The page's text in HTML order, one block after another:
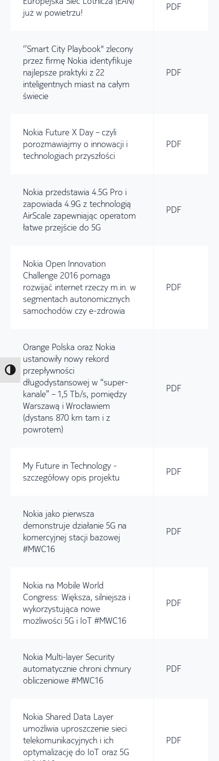
Toggle High Contrast
już w powietrzu!
PDF
‘’Smart City Playbook" zlecony
przez firmę Nokia identyfikuje
najlepsze praktyki z 22
inteligentnych miast na całym
świecie
PDF
Nokia Future X Day – czyli
porozmawiajmy o innowacji i
technologiach przyszłości
PDF
Nokia przedstawia 4.5G Pro i
zapowiada 4.9G z technologią
AirScale zapewniając operatom
łatwe przejście do 5G
PDF
Nokia Open Innovation
Challenge 2016 pomaga
rozwijać internet rzeczy m.in. w
segmentach autonomicznych
samochodów czy e-zdrowia
PDF
Orange Polska oraz Nokia
ustanowiły nowy rekord
przepływności
długodystansowej w “super-
kanale” – 1,5 Tb/s, pomiędzy
Warszawą i Wrocławiem
(dystans 870 km tam i z
powrotem)
PDF
My Future in Technology -
szczegółowy opis projektu
PDF
Nokia jako pierwsza
demonstruje działanie 5G na
komercyjnej stacji bazowej
#MWC16
PDF
Nokia na Mobile World
Congress: Większa, silniejsza i
wykorzystująca nowe
możliwości 5G i IoT #MWC16
PDF
Nokia Multi-layer Security
automatycznie chroni chmury
obliczeniowe #MWC16
PDF
Nokia Shared Data Layer
umożliwia uproszczenie sieci
telekomunikacyjnych i ich
optymalizację do IoT oraz 5G
PDF